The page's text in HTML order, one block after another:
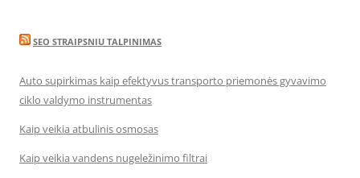
SEO STRAIPSNIU TALPINIMAS
Auto supirkimas kaip efektyvus transporto priemonės gyvavimo
ciklo valdymo instrumentas
Kaip veikia atbulinis osmosas
Kaip veikia vandens nugeležinimo filtrai